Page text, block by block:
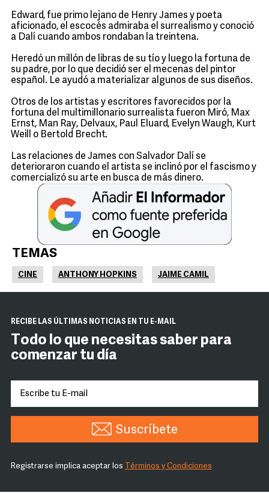
Edward, fue primo lejano de Henry James y poeta
aficionado, el escocés admiraba el surrealismo y conoció
a Dalí cuando ambos rondaban la treintena.
Heredó un millón de libras de su tío y luego la fortuna de
su padre, por lo que decidió ser el mecenas del pintor
español. Le ayudó a materializar algunos de sus diseños.
Otros de los artistas y escritores favorecidos por la
fortuna del multimillonario surrealista fueron Miró, Max
Ernst, Man Ray, Delvaux, Paul Eluard, Evelyn Waugh, Kurt
Weill o Bertold Brecht.
Las relaciones de James con Salvador Dalí se
deterioraron cuando el artista se inclinó por el fascismo y
comercializó su arte en busca de más dinero.
TEMAS
CINE ANTHONY HOPKINS JAIME CAMIL
RECIBE LAS ÚLTIMAS NOTICIAS EN TU E-MAIL
Todo lo que necesitas saber para
comenzar tu día
Suscríbete
Registrarse implica aceptar los Términos y Condiciones